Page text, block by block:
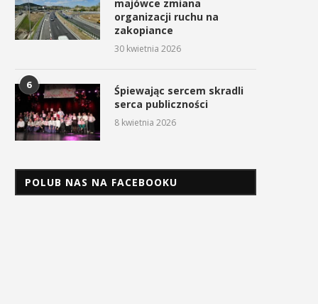
majówce zmiana
organizacji ruchu na
zakopiance
30 kwietnia 2026
6
Śpiewając sercem skradli
serca publiczności
8 kwietnia 2026
POLUB NAS NA FACEBOOKU